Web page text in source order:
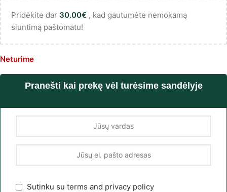
Pridėkite dar 30.00€ , kad gautumėte nemokamą
siuntimą paštomatu!
Neturime
Pranešti kai prekę vėl turėsime sandėlyje
Sutinku su terms and privacy policy